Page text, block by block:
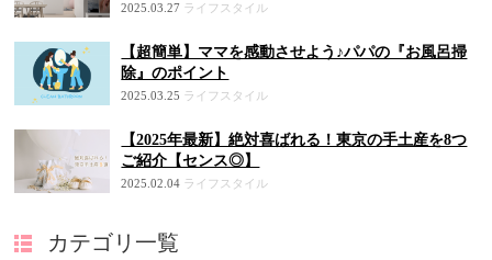
2025.03.27 ライフスタイル
【超簡単】ママを感動させよう♪パパの『お風呂掃
除』のポイント
2025.03.25 ライフスタイル
【2025年最新】絶対喜ばれる！東京の手土産を8つ
ご紹介【センス◎】
2025.02.04 ライフスタイル
カテゴリ一覧